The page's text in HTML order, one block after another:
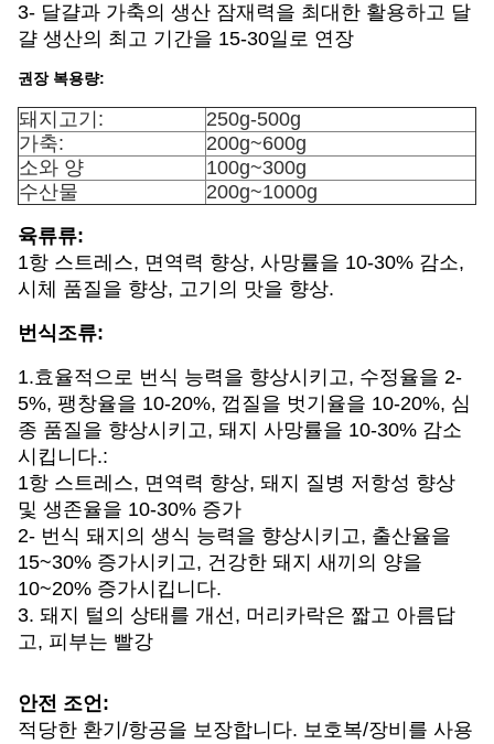
3- 달걀과 가축의 생산 잠재력을 최대한 활용하고 달
걀 생산의 최고 기간을 15-30일로 연장
권장 복용량:
돼지고기:
250g-500g
가축:
200g~600g
소와 양
100g~300g
수산물
200g~1000g
육류류:
1항 스트레스, 면역력 향상, 사망률을 10-30% 감소,
시체 품질을 향상, 고기의 맛을 향상.
번식조류:
1.효율적으로 번식 능력을 향상시키고, 수정율을 2-
5%, 팽창율을 10-20%, 껍질을 벗기율을 10-20%, 심
종 품질을 향상시키고, 돼지 사망률을 10-30% 감소
시킵니다.:
1항 스트레스, 면역력 향상, 돼지 질병 저항성 향상
및 생존율을 10-30% 증가
2- 번식 돼지의 생식 능력을 향상시키고, 출산율을
15~30% 증가시키고, 건강한 돼지 새끼의 양을
10~20% 증가시킵니다.
3. 돼지 털의 상태를 개선, 머리카락은 짧고 아름답
고, 피부는 빨강
안전 조언:
적당한 환기/항공을 보장합니다. 보호복/장비를 사용